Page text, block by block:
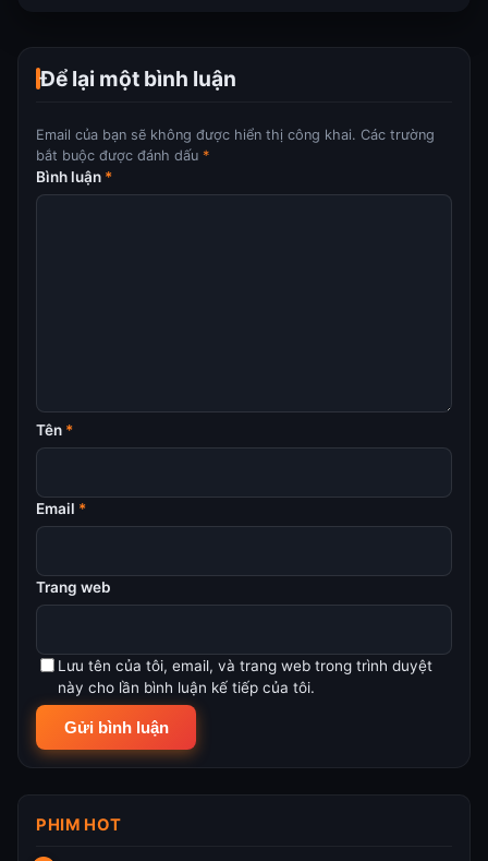
Để lại một bình luận
Email của bạn sẽ không được hiển thị công khai. Các trường
bắt buộc được đánh dấu *
Bình luận *
Tên *
Email *
Trang web
Lưu tên của tôi, email, và trang web trong trình duyệt
này cho lần bình luận kế tiếp của tôi.
PHIM HOT